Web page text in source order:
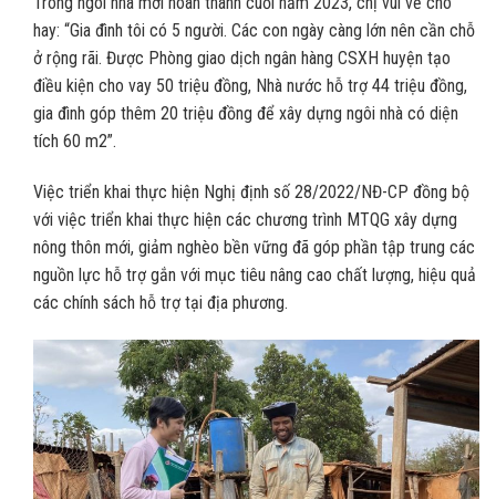
hay: “Gia đình tôi có 5 người. Các con ngày càng lớn nên cần chỗ
ở rộng rãi. Được Phòng giao dịch ngân hàng CSXH huyện tạo
điều kiện cho vay 50 triệu đồng, Nhà nước hỗ trợ 44 triệu đồng,
gia đình góp thêm 20 triệu đồng để xây dựng ngôi nhà có diện
tích 60 m2”.
Việc triển khai thực hiện Nghị định số 28/2022/NĐ-CP đồng bộ
với việc triển khai thực hiện các chương trình MTQG xây dựng
nông thôn mới, giảm nghèo bền vững đã góp phần tập trung các
nguồn lực hỗ trợ gắn với mục tiêu nâng cao chất lượng, hiệu quả
các chính sách hỗ trợ tại địa phương.